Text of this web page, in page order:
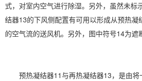
式，对室内空气进行除湿。另外，虽然未标
结器13的下风侧配置有可用以形成从预热凝
的空气流的送风机。另外，图中符号14为遮
预热凝结器11与再热凝结器13，是由将